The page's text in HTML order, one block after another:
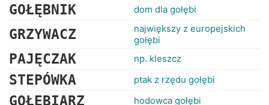
GOŁĘBNIK dom dla gołębi
GRZYWACZ
największy z europejskich
gołębi
PAJĘCZAK np. kleszcz
STEPÓWKA ptak z rzędu gołębi
GOŁĘBIARZ hodowca gołębi